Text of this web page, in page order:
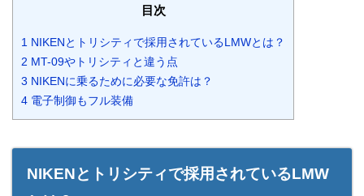
目次
1 NIKENとトリシティで採用されているLMWとは？
2 MT-09やトリシティと違う点
3 NIKENに乗るために必要な免許は？
4 電子制御もフル装備
NIKENとトリシティで採用されているLMW